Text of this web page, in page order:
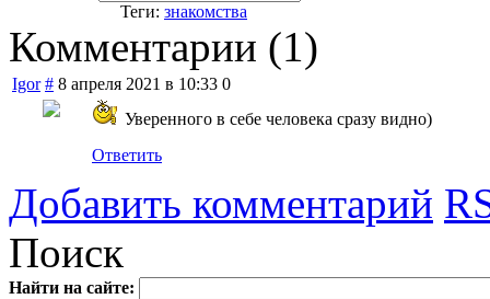
Теги: знакомства
Комментарии (1)
Igor # 8 апреля 2021 в 10:33 0
Уверенного в себе человека сразу видно)
Ответить
Добавить комментарий
Поиск
Найти на сайте: